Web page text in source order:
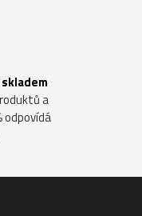
a
odpovídá